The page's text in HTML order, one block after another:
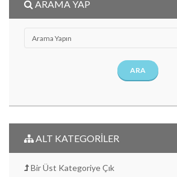
ARAMA YAP
ARA
ALT KATEGORİLER
Bir Üst Kategoriye Çık